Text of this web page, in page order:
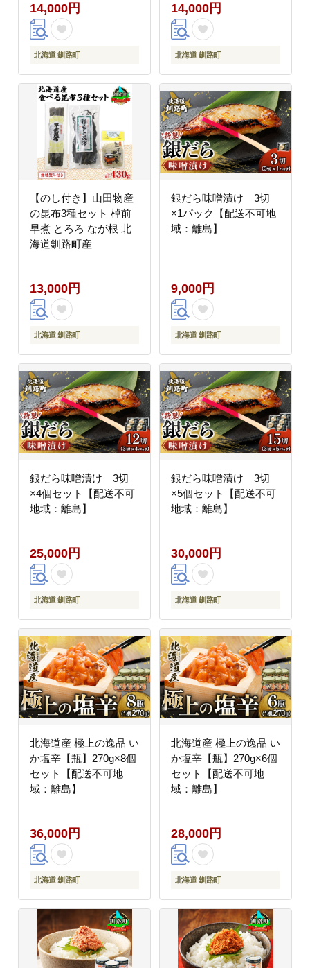
14,000円
北海道 釧路町
14,000円
北海道 釧路町
【のし付き】山田物産
の昆布3種セット 棹前
早煮 とろろ なが根 北
海道釧路町産
13,000円
北海道 釧路町
銀だら味噌漬け 3切
×1パック【配送不可地
域：離島】
9,000円
北海道 釧路町
銀だら味噌漬け 3切
×4個セット【配送不可
地域：離島】
25,000円
北海道 釧路町
銀だら味噌漬け 3切
×5個セット【配送不可
地域：離島】
30,000円
北海道 釧路町
北海道産 極上の逸品 い
か塩辛【瓶】270g×8個
セット【配送不可地
域：離島】
36,000円
北海道 釧路町
北海道産 極上の逸品 い
か塩辛【瓶】270g×6個
セット【配送不可地
域：離島】
28,000円
北海道 釧路町